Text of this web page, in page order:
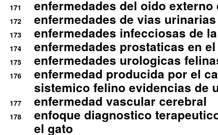
171 enfermedades del oido
172 enfermedades de vias
173 enfermedades infecciosas de
174 enfermedades prostaticas en
175 enfermedades urologicas
176
enfermedad producida por el
sistemico felino evidencias de
177 enfermedad vascular cerebral
178
enfoque diagnostico
el gato